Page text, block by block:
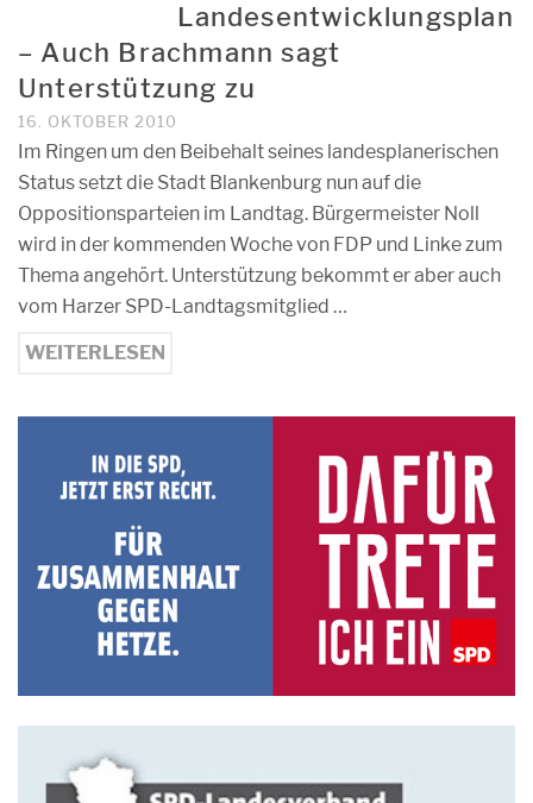
Landesentwicklungsplan
– Auch Brachmann sagt
Unterstützung zu
16. OKTOBER 2010
Im Ringen um den Beibehalt seines landesplanerischen
Status setzt die Stadt Blankenburg nun auf die
Oppositionsparteien im Landtag. Bürgermeister Noll
wird in der kommenden Woche von FDP und Linke zum
Thema angehört. Unterstützung bekommt er aber auch
vom Harzer SPD-Landtagsmitglied …
WEITERLESEN